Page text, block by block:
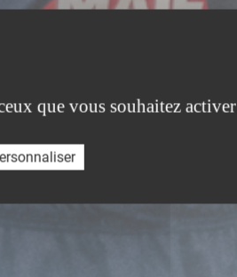
que vous souhaitez activer